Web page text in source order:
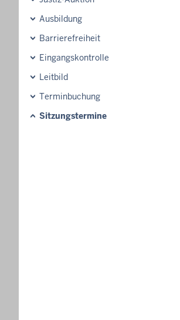
Ausbildung
Barrierefreiheit
Eingangskontrolle
Leitbild
Terminbuchung
Sitzungstermine